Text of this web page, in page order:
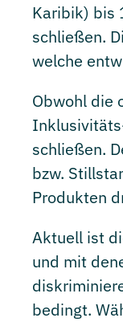
Karibik) bis
schließen.
welche
Obwohl die
schließen.
bzw.
Produkten
Aktuell ist
und mit
bedingt.